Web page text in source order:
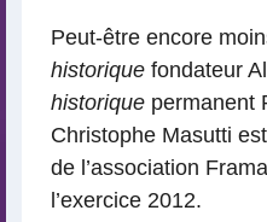
Peut-être encore
historique fondateur
historique permanent
Christophe Masutti
de l’association
l’exercice 2012.